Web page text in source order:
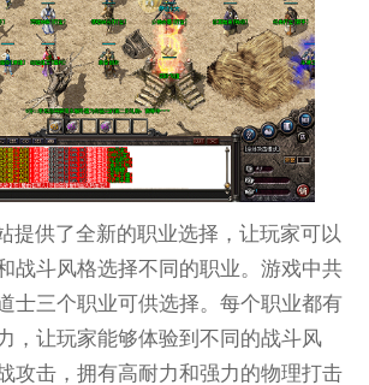
提供了全新的职业选择，让玩家可以
战斗风格选择不同的职业。游戏中共
士三个职业可供选择。每个职业都有
，让玩家能够体验到不同的战斗风
攻击，拥有高耐力和强力的物理打击